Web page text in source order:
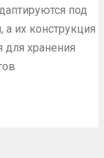
под
а их конструкция
для хранения